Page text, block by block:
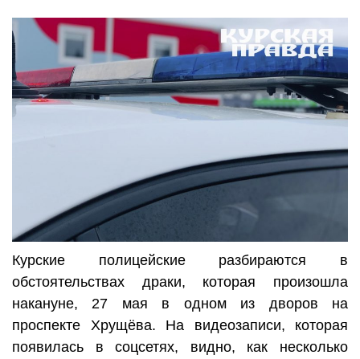
Курские полицейские разбираются в
обстоятельствах драки, которая произошла
накануне, 27 мая в одном из дворов на
проспекте Хрущёва. На видеозаписи, которая
появилась в соцсетях, видно, как несколько